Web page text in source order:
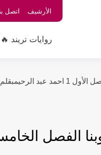
الأرشيف اتصل
روايات تريند 🔥
عبد الرحيمبقلم
الخامس 5 بقلم همس